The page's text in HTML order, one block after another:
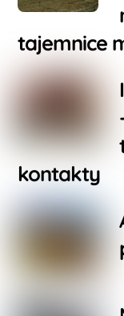
tajemnice
kontakty